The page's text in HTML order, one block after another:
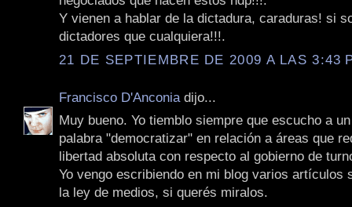
Y vienen a hablar de la dictadura, caraduras! si
dictadores que cualquiera!!!.
21 DE SEPTIEMBRE DE 2009 A LAS 3:43
Francisco D'Anconia dijo...
Muy bueno. Yo tiemblo siempre que escucho a
palabra "democratizar" en relación a áreas que
libertad absoluta con respecto al gobierno de
Yo vengo escribiendo en mi blog varios artículos
la ley de medios, si querés miralos.